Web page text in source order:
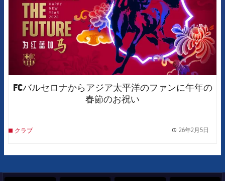
FCバルセロナからアジア太平洋のファンに午年の
春節のお祝い
クラブ 26年2月5日